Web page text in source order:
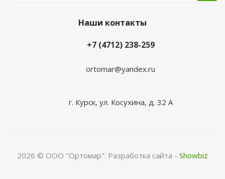
Наши контакты
+7 (4712) 238-259
ortomar@yandex.ru
г. Курск, ул. Косухина, д. 32 А
2026 © ООО "Ортомар". Разработка сайта - Showbiz